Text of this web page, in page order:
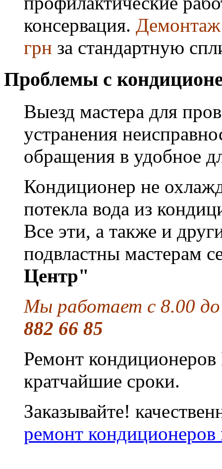
консервация.
грн за стандартную
Проблемы с
Выезд мастера для
устранения
обращения в удобное
Кондиционер не
потекла вода из
Все эти, а также и
подвластны мастерам
Центр"
Мы работает с 8.00
882 66 85
Ремонт
кратчайшие сроки.
Заказывайте!
ремонт кондиционеров